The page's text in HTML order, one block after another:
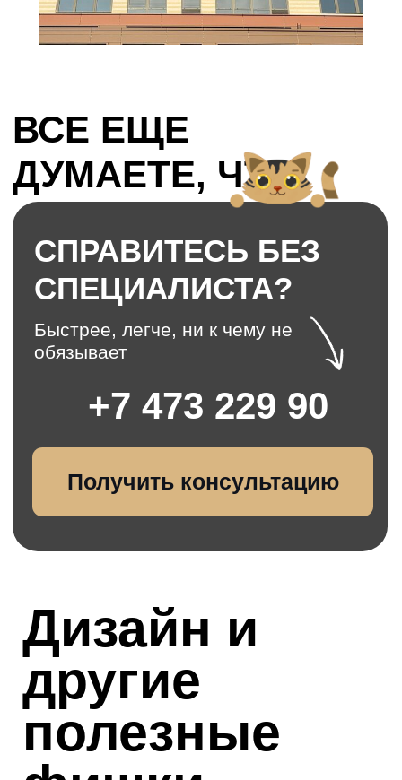
Окна с
(матовые
окна, регулируются
механически. Не
протирать стекла
Скройтесь от
нажатием кнопки стекло
стекло, делает
окно уютнее
Окна со
встроенными
жалюзи
Время взлома
антивандального окна
увеличивается
минимум на 15 мин.
Обычное окно бьется
за 6 сек., взлом створки
Детское окно